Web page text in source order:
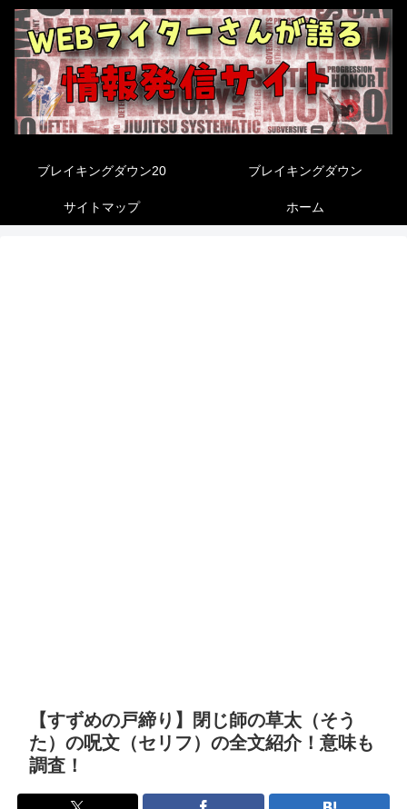
ブレイキングダウン20 ブレイキングダウン
サイトマップ ホーム
【すずめの戸締り】閉じ師の草太（そう
た）の呪文（セリフ）の全文紹介！意味も
調査！